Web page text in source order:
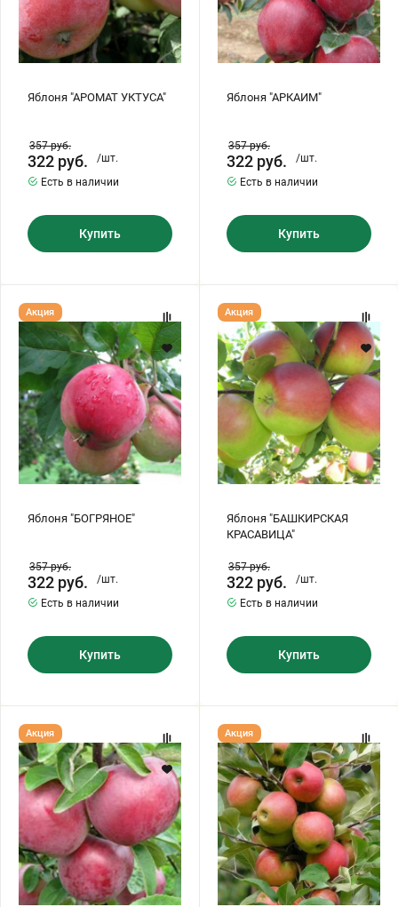
Яблоня "АРОМАТ УКТУСА"
357руб.
322 руб.
/шт.
Есть в наличии
Купить
Яблоня "АРКАИМ"
357руб.
322 руб.
/шт.
Есть в наличии
Купить
Яблоня
"БОГРЯНОЕ"
Яблоня "БОГРЯНОЕ"
Акция
357руб.
322 руб.
/шт.
Есть в наличии
Купить
Яблоня
"БАШКИРСКАЯ
КРАСАВИЦА"
Яблоня "БАШКИРСКАЯ
КРАСАВИЦА"
Акция
357руб.
322 руб.
/шт.
Есть в наличии
Купить
Яблоня
"БЕЛОРУССКОЕ
МАЛИНОВОЕ"
Акция
Яблоня
"БЕЛОРУССКОЕ
СЛАДКОЕ"
Акция